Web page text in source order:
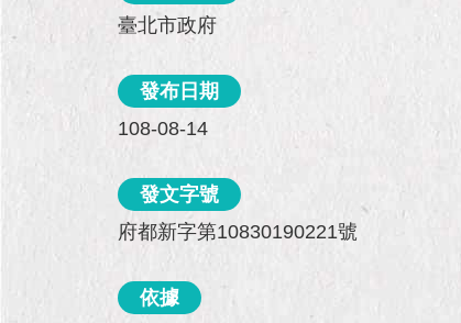
臺北市政府
發布日期
108-08-14
發文字號
府都新字第10830190221號
依據